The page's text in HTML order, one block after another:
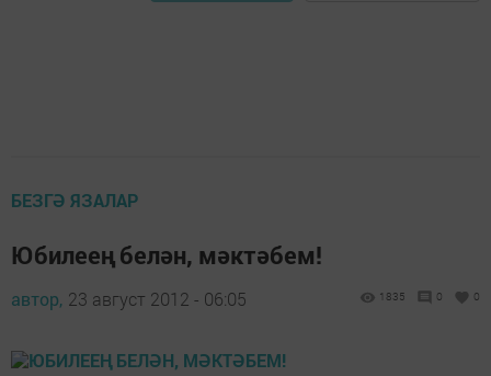
БЕЗГӘ ЯЗАЛАР
Юбилеең белән, мәктәбем!
автор, 23 август 2012 - 06:05 1835 0 0